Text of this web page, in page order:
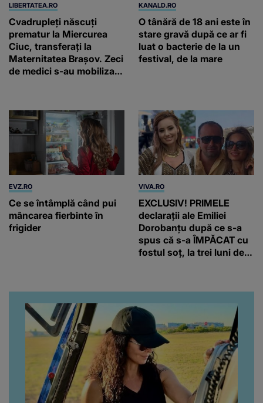
LIBERTATEA.RO
Cvadrupleți născuți
prematur la Miercurea
Ciuc, transferați la
Maternitatea Brașov. Zeci
de medici s-au mobilizat
800 grame
KANALD.RO
O tânără de 18 ani este în
stare gravă după ce ar fi
luat o bacterie de la un
festival, de la mare
EVZ.RO
Ce se întâmplă când pui
mâncarea fierbinte în
frigider
VIVA.RO
EXCLUSIV! PRIMELE
declarații ale Emiliei
Dorobanțu după ce s-a
spus că s-a ÎMPĂCAT cu
fostul soț, la trei luni de
artistă i-a lăsat MASCĂ
chiar a rupt tăcerea:
”Poate că aveam să ne
spunem, să ne...”